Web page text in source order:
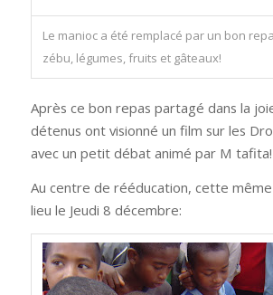
Le manioc a été remplacé par un bon
zébu, légumes, fruits et gâteaux!
Après ce bon repas partagé dans la
détenus ont visionné un film sur les
avec un petit débat animé par M tafita!
Au centre de rééducation, cette
lieu le Jeudi 8 décembre: